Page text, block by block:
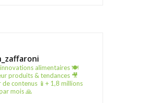
alimentaires🍽️
produits & tendances 🎥
de contenus 📱+ 1,8 millions
mois 🙏